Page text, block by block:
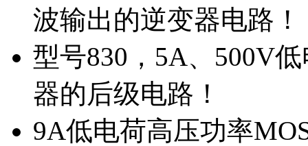
波输出的逆变器电路！
型号830，5A、500V
器的后级电路！
9A低电荷高压功率